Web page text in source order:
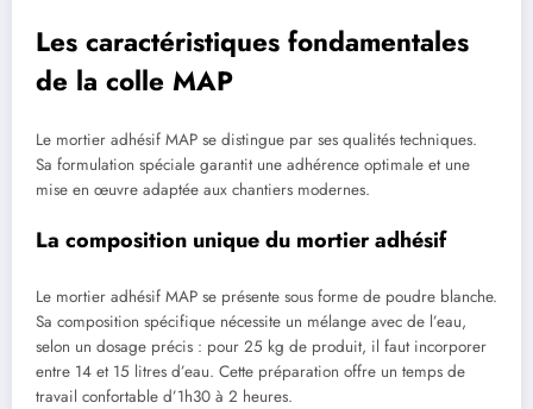
Les caractéristiques fondamentales
de la colle MAP
Le mortier adhésif MAP se distingue par ses qualités techniques.
Sa formulation spéciale garantit une adhérence optimale et une
mise en œuvre adaptée aux chantiers modernes.
La composition unique du mortier adhésif
Le mortier adhésif MAP se présente sous forme de poudre blanche.
Sa composition spécifique nécessite un mélange avec de l’eau,
selon un dosage précis : pour 25 kg de produit, il faut incorporer
entre 14 et 15 litres d’eau. Cette préparation offre un temps de
travail confortable d’1h30 à 2 heures.